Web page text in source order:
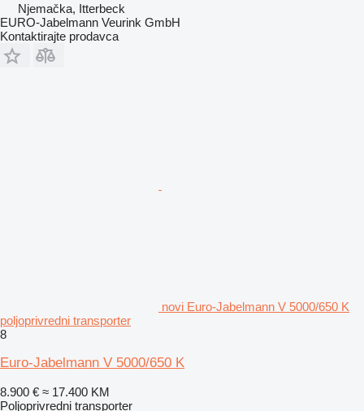
Njemačka, Itterbeck
EURO-Jabelmann Veurink GmbH
Kontaktirajte prodavca
novi Euro-Jabelmann V 5000/650 K
poljoprivredni transporter
8
Euro-Jabelmann V 5000/650 K
8.900 € ≈ 17.400 KM
Poljoprivredni transporter